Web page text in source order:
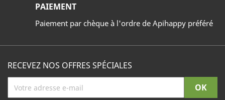
PAIEMENT
Paiement par chèque à l'ordre de Apihappy préféré
RECEVEZ NOS OFFRES SPÉCIALES